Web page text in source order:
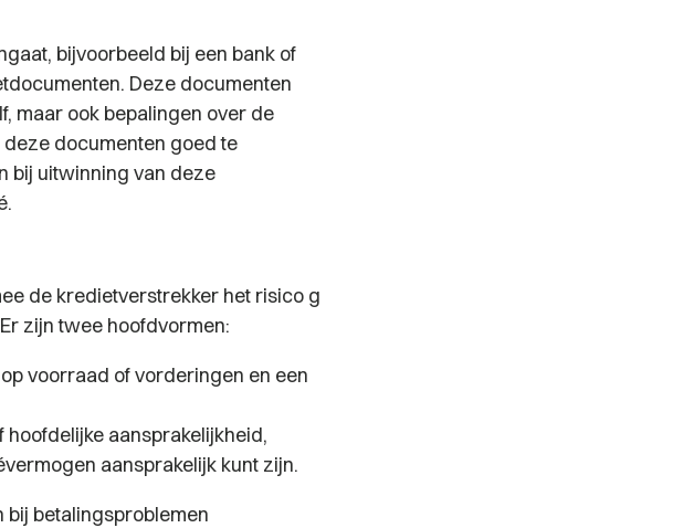
bijvoorbeeld bij een bank of
Deze documenten
maar ook bepalingen over de
documenten goed te
bij uitwinning van deze
de kredietverstrekker het risico g
zijn twee hoofdvormen:
voorraad of vorderingen en een
aansprakelijkheid,
aansprakelijk kunt zijn.
bij betalingsproblemen